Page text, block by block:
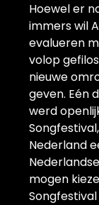
Hoewel er
immers wil
evalueren
volop
nieuwe
geven. Eén
werd
Nederland
mogen